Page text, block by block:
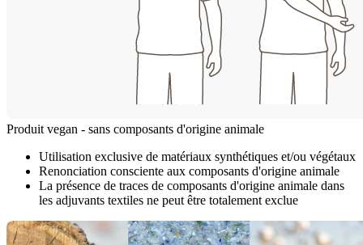
Produit vegan - sans composants d'origine animale
Utilisation exclusive de matériaux synthétiques et/ou végétaux
Renonciation consciente aux composants d'origine animale
La présence de traces de composants d'origine animale dans
les adjuvants textiles ne peut être totalement exclue